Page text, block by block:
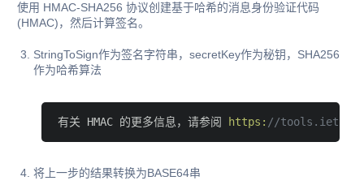
使用 HMAC-SHA256 协议创建基于哈希的消息身份验证代码
(HMAC)，然后计算签名。
StringToSign作为签名字符串，secretKey作为秘钥，SHA256
作为哈希算法
有关 HMAC 的更多信息，请参阅 https: //
将上一步的结果转换为BASE64串